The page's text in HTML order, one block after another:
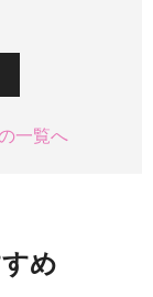
一覧へ
め